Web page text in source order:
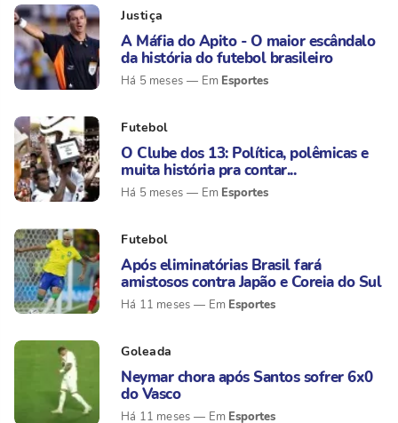
Justiça
A Máfia do Apito - O maior escândalo
da história do futebol brasileiro
Há 5 meses Esportes
Futebol
O Clube dos 13: Política, polêmicas e
muita história pra contar...
Há 5 meses Esportes
Futebol
Após eliminatórias Brasil fará
amistosos contra Japão e Coreia do Sul
Há 11 meses Esportes
Goleada
Neymar chora após Santos sofrer 6x0
do Vasco
Há 11 meses Esportes